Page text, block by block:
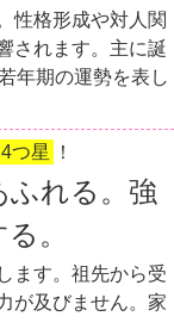
性格形成や対人関
されます。主に誕
年期の運勢を表し
4つ星 ！
ふれる。強
。
ます。祖先から受
が及びません。家